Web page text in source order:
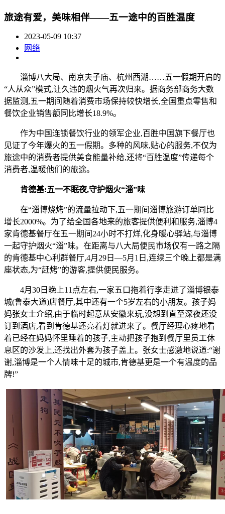
旅途有爱，美味相伴——五一途中的百胜温度
2023-05-09 10:37
网络
淄博八大局、南京夫子庙、杭州西湖……五一假期开启的
“人从众”模式,让久违的烟火气再次归来。据商务部商务大数
据监测,五一期间随着消费市场保持较快增长,全国重点零售和
餐饮企业销售额同比增长18.9%。
作为中国连锁餐饮行业的领军企业,百胜中国旗下餐厅也
见证了今年爆火的五一假期。多种的风味,贴心的服务,不仅为
旅途中的消费者提供美食能量补给,还将“百胜温度”传递每个
消费者,温暖他们的旅途。
肯德基:五一不眠夜,守护烟火“淄”味
在“淄博烧烤”的流量拉动下,五一期间淄博旅游订单同比
增长2000%。为了给全国各地来的旅客提供便利和服务,淄博4
家肯德基餐厅在五一期间24小时不打烊,化身暖心驿站,与淄博
一起守护烟火“淄”味。在距离与八大局便民市场仅有一路之隔
的肯德基中心利群餐厅,4月29日—5月1日,连续三个晚上都是满
座状态,为“赶烤”的游客,提供便民服务。
4月30日晚上11点左右,一家五口拖着行李走进了淄博银泰
城(鲁泰大道)店餐厅,其中还有一个5岁左右的小朋友。孩子妈
妈张女士介绍,由于临时起意从安徽来玩,没想到直至深夜还没
订到酒店,看到肯德基还亮着灯就进来了。餐厅经理心疼地看
着已经在妈妈怀里睡着的孩子,主动把孩子抱到餐厅里员工休
息区的沙发上,还找出外套为孩子盖上。张女士感激地说道:“谢
谢,淄博是一个人情味十足的城市,肯德基更是一个有温度的品
牌!”